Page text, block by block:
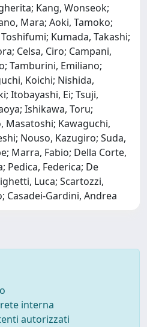
Kang, Wonseok;
Mara; Aoki, Tamoko;
Kumada, Takashi;
Celsa, Ciro; Campani,
Tamburini, Emiliano;
Koichi; Nishida,
Itobayashi, Ei; Tsuji,
Ishikawa, Toru;
Masatoshi; Kawaguchi,
Nouso, Kazugiro; Suda,
Marra, Fabio; Della Corte,
Pedica, Federica; De
Luca; Scartozzi,
Casadei-Gardini, Andrea
interna
autorizzati